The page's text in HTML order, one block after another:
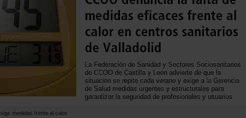
medidas eficaces frente al
calor en centros sanitarios
de Valladolid
La Federación de Sanidad y Sectores Sociosanitarios
de CCOO de Castilla y León advierte de que la
situación se repite cada verano y exige a la Gerencia
de Salud medidas urgentes y estructurales para
garantizar la seguridad de profesionales y usuarios
medidas frente al calor